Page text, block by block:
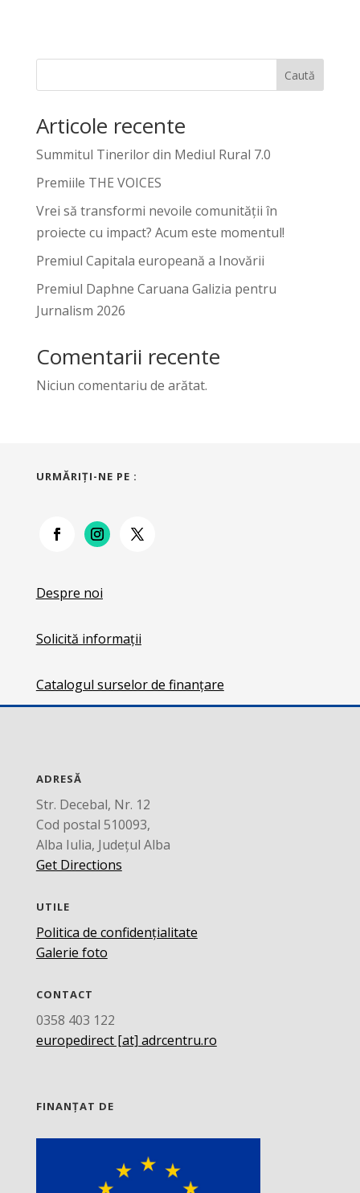
Caută
Articole recente
Summitul Tinerilor din Mediul Rural 7.0
Premiile THE VOICES
Vrei să transformi nevoile comunității în
proiecte cu impact? Acum este momentul!
Premiul Capitala europeană a Inovării
Premiul Daphne Caruana Galizia pentru
Jurnalism 2026
Comentarii recente
Niciun comentariu de arătat.
URMĂRIŢI-NE PE :
Despre noi
Solicită informații
Catalogul surselor de finanțare
ADRESĂ
Str. Decebal, Nr. 12
Cod postal 510093,
Alba Iulia, Județul Alba
Get Directions
UTILE
Politica de confidențialitate
Galerie foto
CONTACT
0358 403 122
europedirect [at] adrcentru.ro
FINANȚAT DE